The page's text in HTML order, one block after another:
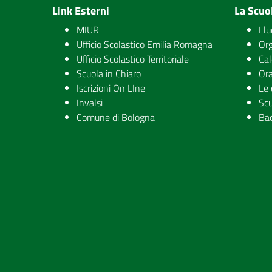
Link Esterni
MIUR
Ufficio Scolastico Emilia Romagna
Ufficio Scolastico Territoriale
Scuola in Chiaro
Iscrizioni On LIne
Invalsi
Comune di Bologna
La
I
Le